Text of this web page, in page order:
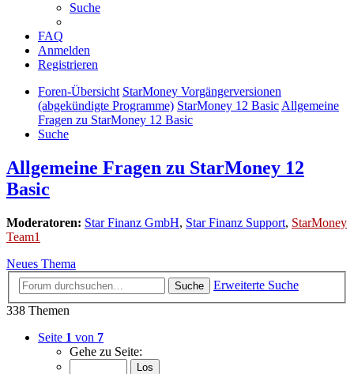
Suche
FAQ
Anmelden
Registrieren
Foren-Übersicht StarMoney Vorgängerversionen
(abgekündigte Programme) StarMoney 12 BasicAllgemeine
Fragen zu StarMoney 12 Basic
Suche
Allgemeine Fragen zu StarMoney 12
Basic
Moderatoren: Star Finanz GmbH, Star Finanz Support, StarMoney
Team1
Neues Thema
Suche
Erweiterte Suche
338 Themen
Seite 1 von 7
Gehe zu Seite: